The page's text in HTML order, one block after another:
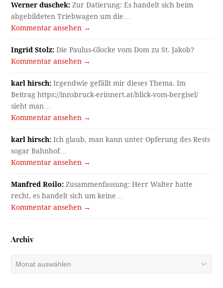
Werner duschek: Zur Datierung: Es handelt sich beim
abgebildeten Triebwagen um die…
Kommentar ansehen →
Ingrid Stolz: Die Paulus-Glocke vom Dom zu St. Jakob?
Kommentar ansehen →
karl hirsch: Irgendwie gefällt mir dieses Thema. Im
Beitrag https://innsbruck-erinnert.at/blick-vom-bergisel/
sieht man…
Kommentar ansehen →
karl hirsch: Ich glaub, man kann unter Opferung des Rests
sogar Bahnhof…
Kommentar ansehen →
Manfred Roilo: Zusammenfassung: Herr Walter hatte
recht, es handelt sich um keine…
Kommentar ansehen →
Archiv